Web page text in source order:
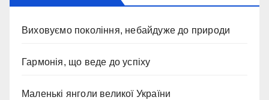
Виховуємо покоління, небайдуже до природи
Гармонія, що веде до успіху
Маленькі янголи великої України